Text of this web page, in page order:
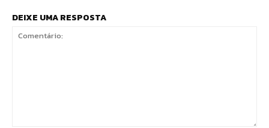
DEIXE UMA RESPOSTA